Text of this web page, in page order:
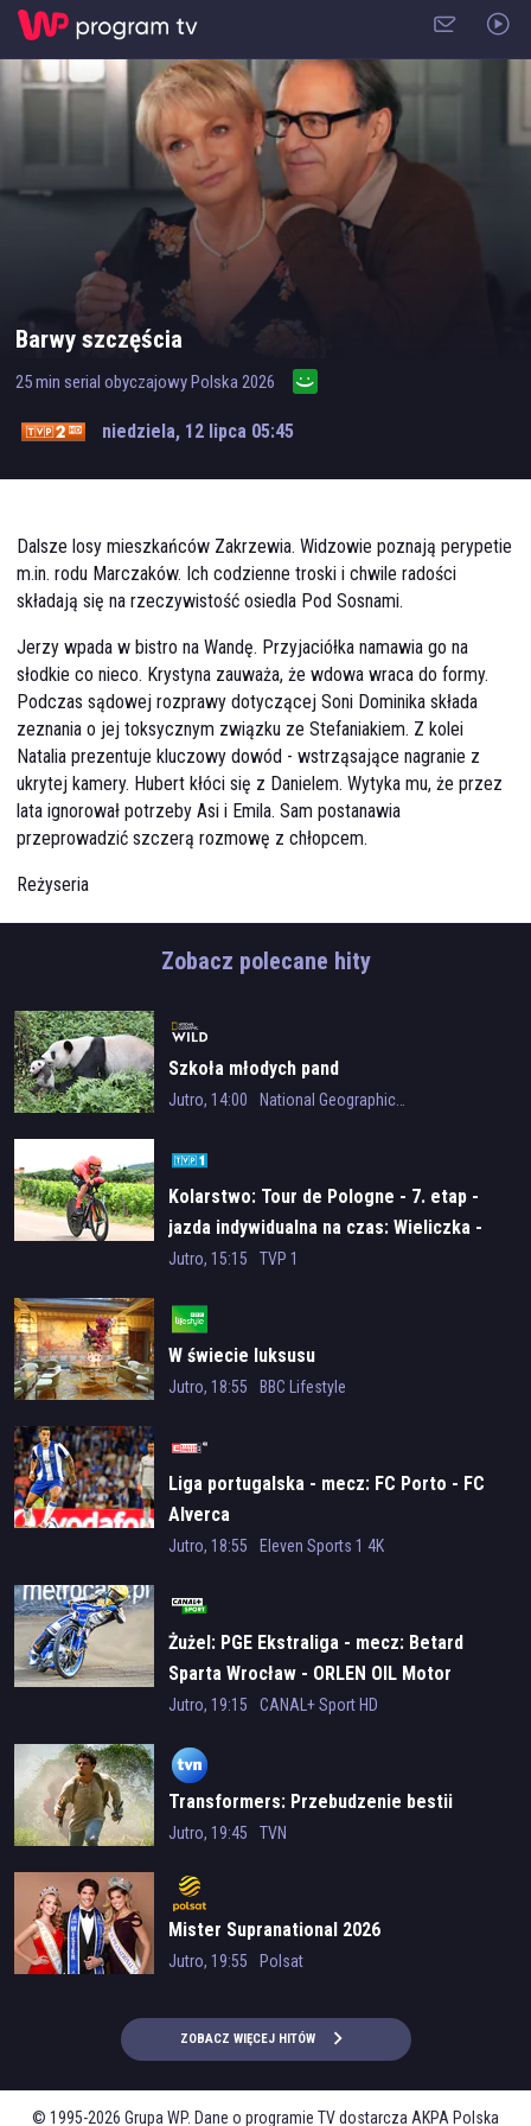
Barwy szczęścia
25min serial obyczajowyPolska2026
niedziela, 12 lipca 05:45
Dalsze losy mieszkańców Zakrzewia. Widzowie poznają perypetie
m.in. rodu Marczaków. Ich codzienne troski i chwile radości
składają się na rzeczywistość osiedla Pod Sosnami.
Jerzy wpada w bistro na Wandę. Przyjaciółka namawia go na
słodkie co nieco. Krystyna zauważa, że wdowa wraca do formy.
Podczas sądowej rozprawy dotyczącej Soni Dominika składa
zeznania o jej toksycznym związku ze Stefaniakiem. Z kolei
Natalia prezentuje kluczowy dowód - wstrząsające nagranie z
ukrytej kamery. Hubert kłóci się z Danielem. Wytyka mu, że przez
lata ignorował potrzeby Asi i Emila. Sam postanawia
przeprowadzić szczerą rozmowę z chłopcem.
Reżyseria
Katarzyna Glinka (Kasia Górka
Maja Barełkowska
Michał Rolnicki (Łukasz Sadowski)
Marek Molak (Hubert Pyrka, syn Marii)
Lesław Żurek
(Bruno Stański, syn Amelii
Stanisława Celińska
(Amelia)
Maria Dejmek (Natalia Zwoleńska, siostra Magdy
Joanna Gleń (Malwina Brodzińska, córka Marczaków
Adrianna Biedrzyńska (Małgorzata Zwoleńska, matka Magdy i
Natalii)
Gatunek
obyczajowy
Kraj produkcji
Polska
Rok produkcji
Czas trwania
25 min.
Zobacz polecane hity
Szkoła młodych pand
Jutro, 14:00 National Geographic Wild
Kolarstwo: Tour de Pologne - 7. etap -
jazda indywidualna na czas: Wieliczka -
Wieliczka
Jutro, 15:15 TVP 1
W świecie luksusu
Jutro, 18:55 BBC Lifestyle
Liga portugalska - mecz: FC Porto - FC
Alverca
Jutro, 18:55 Eleven Sports 1 4K
Żużel: PGE Ekstraliga - mecz: Betard
Sparta Wrocław - ORLEN OIL Motor
Lublin
Jutro, 19:15 CANAL+ Sport HD
Transformers: Przebudzenie bestii
Jutro, 19:45 TVN
Mister Supranational 2026
Jutro, 19:55 Polsat
ZOBACZ WIĘCEJ HITÓW
© 1995-2026 Grupa WP. Dane o programie TV dostarcza AKPA Polska